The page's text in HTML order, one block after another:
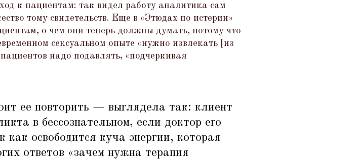
к пациентам: так видел работу аналитика сам
тому свидетельств. Еще в «Этюдах по истерии»
о чем они теперь должны думать, потому что
сексуальном опыте «нужно извлекать [из
надо подавлять, «подчеркивая
ее повторить — выглядела так: клиент
в бессознательном, если доктор его
как освободится куча энергии, которая
ответов «зачем нужна терапия